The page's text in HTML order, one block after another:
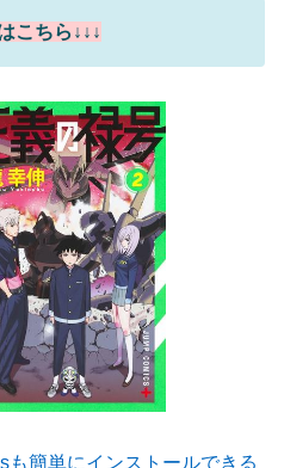
こちら↓↓↓
も簡単にインストールできる